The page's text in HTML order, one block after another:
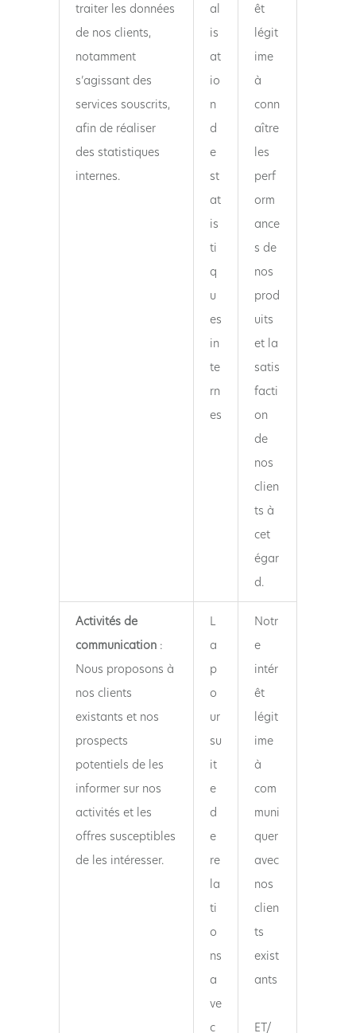
traiter les données
de nos clients,
notamment
s’agissant des
services souscrits,
afin de réaliser
des statistiques
internes.
al
is
at
io
n
d
e
st
at
is
ti
q
u
es
in
te
rn
es
êt
légit
ime
à
conn
aître
les
perf
orm
ance
s de
nos
prod
uits
et la
satis
facti
on
de
nos
clien
ts à
cet
égar
d.
Activités de
communication :
Nous proposons à
nos clients
existants et nos
prospects
potentiels de les
informer sur nos
activités et les
offres susceptibles
de les intéresser.
L
a
p
o
ur
su
it
e
d
e
re
la
ti
o
ns
a
ve
c
Notr
e
intér
êt
légit
ime
à
com
muni
quer
avec
nos
clien
ts
exist
ants
ET/